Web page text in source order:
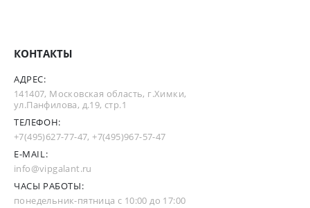
КОНТАКТЫ
АДРЕС:
141407, Московская область, г.Химки,
ул.Панфилова, д.19, стр.1
ТЕЛЕФОН:
+7(495)627-77-47,+7(495)967-57-47
E-MAIL:
info@vipgalant.ru
ЧАСЫ РАБОТЫ:
понедельник-пятница с 10:00 до 17:00